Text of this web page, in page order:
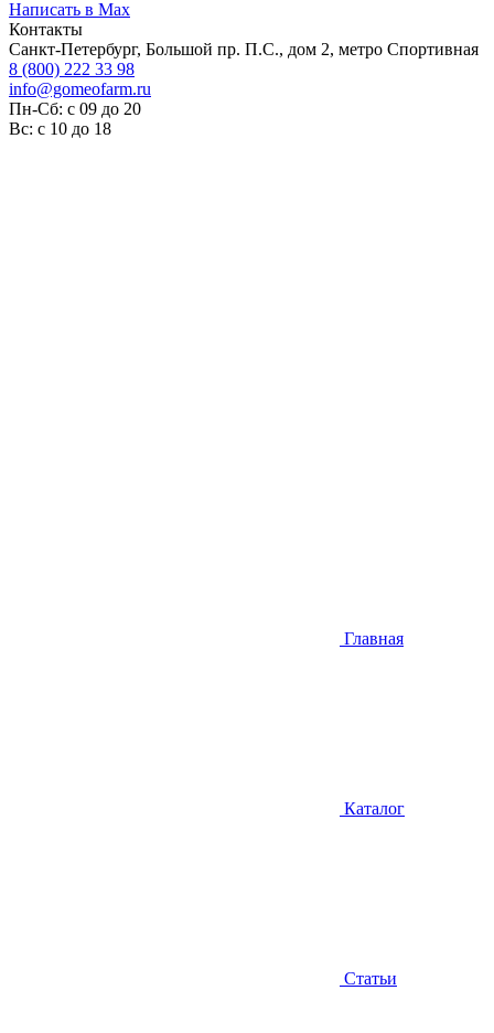
Написать в Max
Контакты
Санкт-Петербург, Большой пр. П.С., дом 2, метро Спортивная
8 (800) 222 33 98
info@gomeofarm.ru
Пн-Сб: с 09 до 20
Вс: с 10 до 18
Главная
Каталог
Статьи